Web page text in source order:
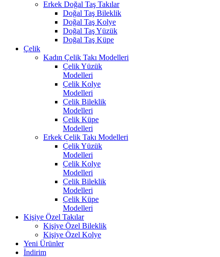
Erkek Doğal Taş Takılar
Doğal Taş Bileklik
Doğal Taş Kolye
Doğal Taş Yüzük
Doğal Taş Küpe
Çelik
Kadın Çelik Takı Modelleri
Çelik Yüzük
Modelleri
Çelik Kolye
Modelleri
Çelik Bileklik
Modelleri
Çelik Küpe
Modelleri
Erkek Çelik Takı Modelleri
Çelik Yüzük
Modelleri
Çelik Kolye
Modelleri
Çelik Bileklik
Modelleri
Çelik Küpe
Modelleri
Kişiye Özel Takılar
Kişiye Özel Bileklik
Kişiye Özel Kolye
Yeni Ürünler
İndirim